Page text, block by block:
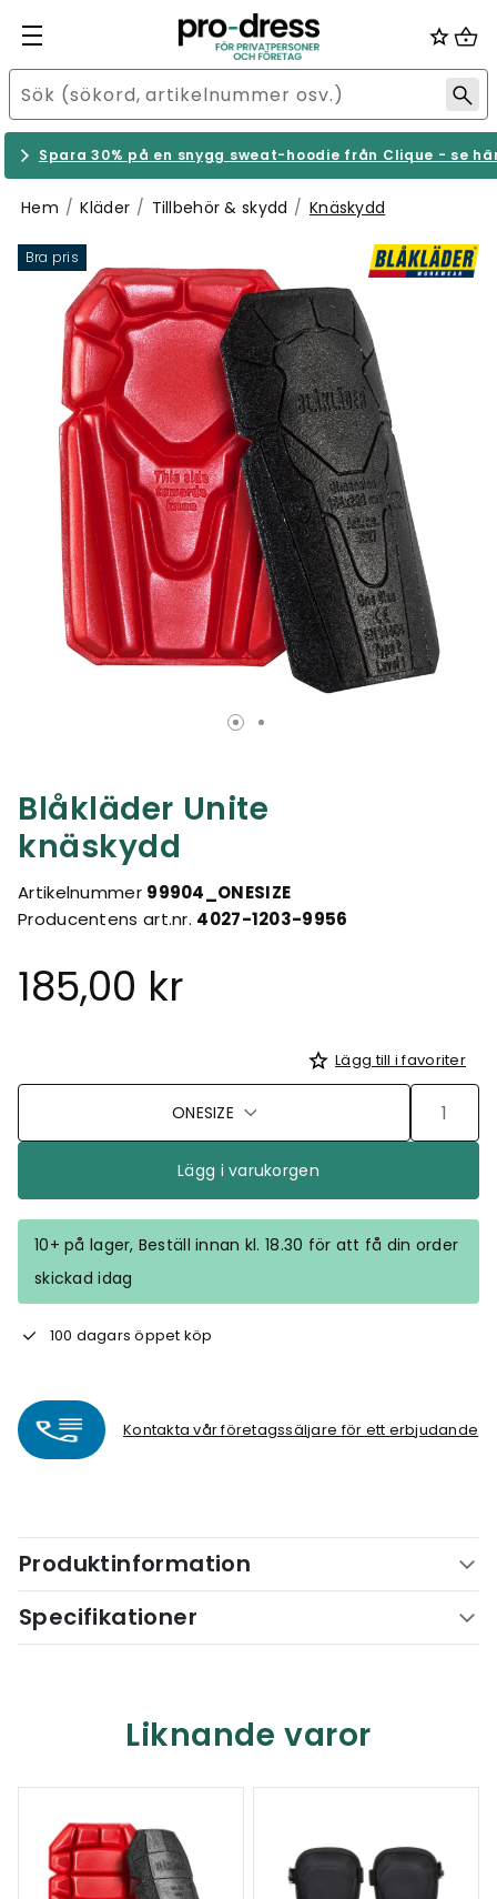
Spara 30% på en snygg sweat-hoodie från Clique - se
Hem Kläder Tillbehör & skydd Knäskydd
Bra pris
Blåkläder Unite
knäskydd
Artikelnummer 99904_ONESIZE
Producentens art.nr. 4027-1203-9956
185,00 kr
Lägg till i favoriter
ONESIZE
Lägg i varukorgen
10+ på lager, Beställ innan kl. 18.30 för att få din order
skickad idag
100 dagars öppet köp
Kontakta vår företagssäljare för ett erbjudande
Produktinformation
Specifikationer
Liknande varor